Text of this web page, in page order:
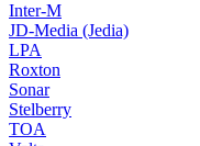
Inter-M
JD-Media (Jedia)
LPA
Roxton
Sonar
Stelberry
TOA